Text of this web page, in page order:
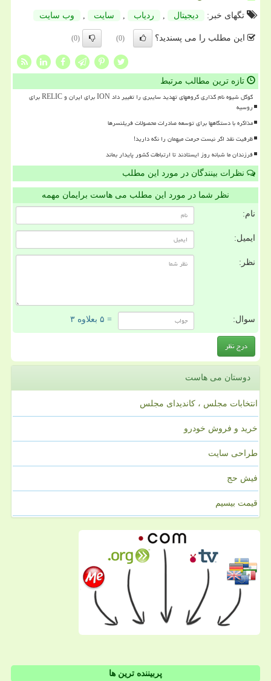
تگهای خبر:
دیجیتال ردیاب سایت وب سایت
این مطلب را می پسندید؟ (0)
(0)
تازه ترین مطالب مرتبط
گوگل شیوه نام گذاری گروههای تهدید سایبری را تغییر داد ION برای ایران و RELIC برای
روسیه
مذاکره با دستگاهها برای توسعه صادرات محصولات فریلنسرها
ظرفیت نقد اگر نیست حرمت میهمان را نگه دارید!
فرزندان ما شبانه روز ایستادند تا ارتباطات کشور پایدار بماند
نظرات بینندگان در مورد این مطلب
نظر شما در مورد این مطلب می هاست برایمان مهمه
نام:
ایمیل:
نظر:
سوال: = ۵ بعلاوه ۳
دوستان می هاست
انتخابات مجلس ، کاندیدای مجلس
خرید و فروش خودرو
طراحی سایت
فیش حج
قیمت بیسیم
پربیننده ترین ها